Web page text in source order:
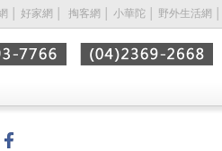
好家網 掏客網 小華陀 野外生活網